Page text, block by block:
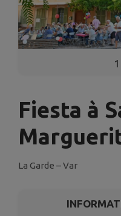
1
Fiesta à
La Garde – Var